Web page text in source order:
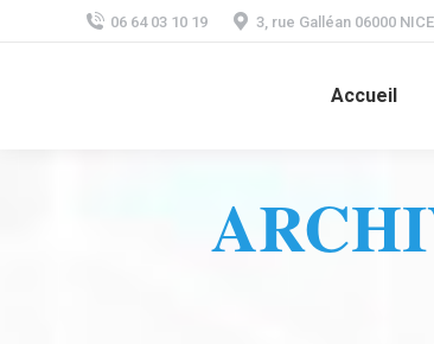
06 64 03 10 19 3, rue Galléan 06000 NICE
Accueil